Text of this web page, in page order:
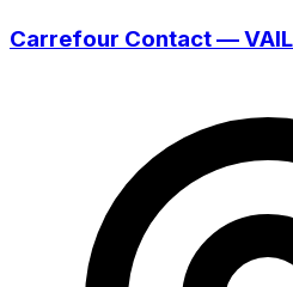
Carrefour Contact —